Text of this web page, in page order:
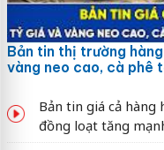
Bản tin thị trường
vàng neo cao, cà phê
Bản tin giá cả hàng
đồng loạt tăng